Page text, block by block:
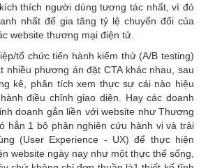
thích người dùng tương tác nhất, vì đó
nhất để gia tăng tỷ lệ chuyển đổi của
website thương mại điện tử.
tổ chức tiến hành kiểm thử (A/B testing)
nhiều phương án đặt CTA khác nhau, sau
kê, phân tích xem thực sự cái nào hiệu
điều chỉnh giao diện. Hay các doanh
doanh gắn liền với website như Thương
hẳn 1 bộ phận nghiên cứu hành vi và trải
(User Experience - UX) để thực hiện
website ngày nay như một thực thể sống,